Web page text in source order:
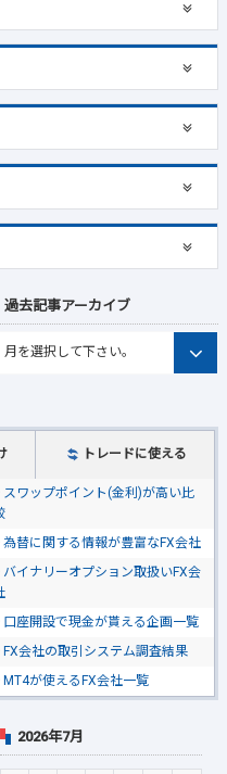
トレードに使える
スワップポイント(金利)が高い比
為替に関する情報が豊富なFX会社
バイナリーオプション取扱いFX会
口座開設で現金が貰える企画一覧
FX会社の取引システム調査結果
MT4が使えるFX会社一覧
過去記事アーカイブ
2026年7月